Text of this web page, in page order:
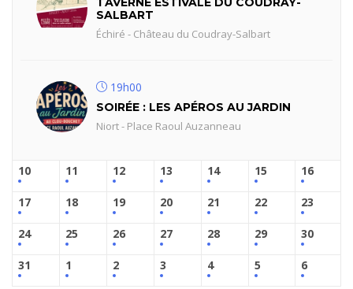
SALBART
Échiré - Château du Coudray-Salbart
19h00
SOIRÉE : LES APÉROS AU JARDIN
Niort - Place Raoul Auzanneau
10 11 12 13 14 15 16
17 18 19 20 21 22 23
24 25 26 27 28 29 30
31 1 2 3 4 5 6